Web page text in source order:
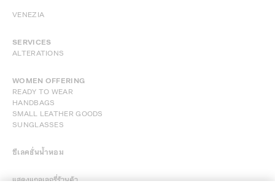
VENEZIA
SERVICES
ALTERATIONS
WOMEN OFFERING
READY TO WEAR
HANDBAGS
SMALL LEATHER GOODS
SUNGLASSES
ซีเลคชั่นน้ำหอม
แสดงแกลเลอรี่ร้านค้า